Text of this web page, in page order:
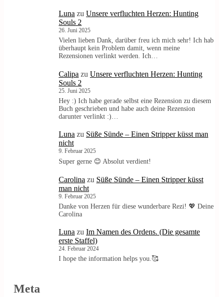
Luna zu Unsere verfluchten Herzen: Hunting
Souls 2
26. Juni 2025
Vielen lieben Dank, darüber freu ich mich sehr! Ich hab
überhaupt kein Problem damit, wenn meine
Rezensionen verlinkt werden. Ich…
Calipa zu Unsere verfluchten Herzen: Hunting
Souls 2
25. Juni 2025
Hey :) Ich habe gerade selbst eine Rezension zu diesem
Buch geschrieben und habe auch deine Rezension
darunter verlinkt :)…
Luna zu Süße Sünde – Einen Stripper küsst man
nicht
9. Februar 2025
Super gerne 😊 Absolut verdient!
Carolina zu Süße Sünde – Einen Stripper küsst
man nicht
9. Februar 2025
Danke von Herzen für diese wunderbare Rezi! 💖 Deine
Carolina
Luna zu Im Namen des Ordens. (Die gesamte
erste Staffel)
24. Februar 2024
I hope the information helps you.🥰
Meta